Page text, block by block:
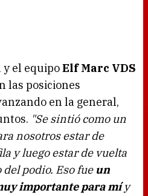
y el equipoElf Marc VDS
las posiciones
en la general,
"Se sintió como un
nosotros estar de
y luego estar de vuelta
podio. Eso fue un
importante para míy